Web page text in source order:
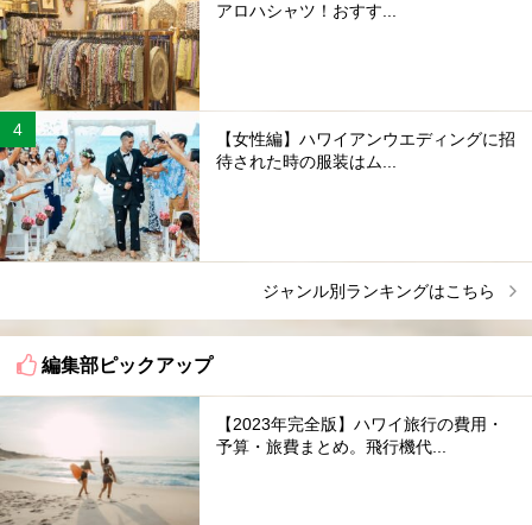
アロハシャツ！おすす...
【女性編】ハワイアンウエディングに招
待された時の服装はム...
ジャンル別ランキングはこちら
編集部ピックアップ
【2023年完全版】ハワイ旅行の費用・
予算・旅費まとめ。飛行機代...